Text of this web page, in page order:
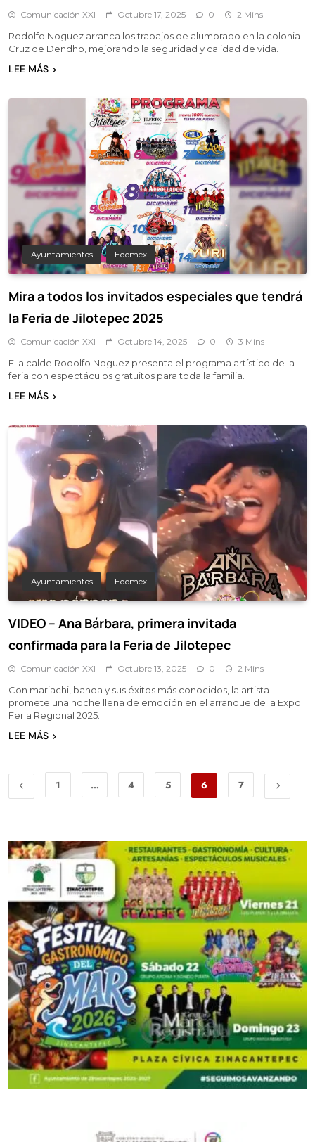
Comunicación XXI Octubre 17, 2025 0 2 Mins
Rodolfo Noguez arranca los trabajos de alumbrado en la colonia
Cruz de Dendho, mejorando la seguridad y calidad de vida.
LEE MÁS
Ayuntamientos Edomex
Mira a todos los invitados especiales que tendrá
la Feria de Jilotepec 2025
Comunicación XXI Octubre 14, 2025 0 3 Mins
El alcalde Rodolfo Noguez presenta el programa artístico de la
feria con espectáculos gratuitos para toda la familia.
LEE MÁS
Ayuntamientos Edomex
VIDEO – Ana Bárbara, primera invitada
confirmada para la Feria de Jilotepec
Comunicación XXI Octubre 13, 2025 0 2 Mins
Con mariachi, banda y sus éxitos más conocidos, la artista
promete una noche llena de emoción en el arranque de la Expo
Feria Regional 2025.
LEE MÁS
1 … 4 5 6 7